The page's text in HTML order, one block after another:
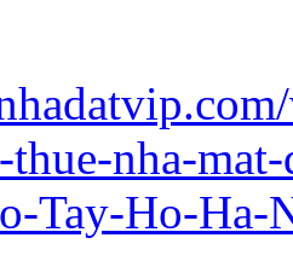
thue-nha-
Tay-Ho-Ha-